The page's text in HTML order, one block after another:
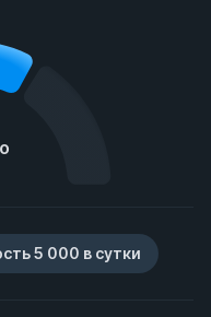
5 000 в сутки